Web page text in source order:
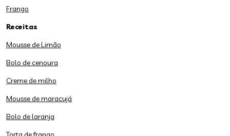
Frango
Receitas
Mousse de Limão
Bolo de cenoura
Creme de milho
Mousse de maracujá
Bolo de laranja